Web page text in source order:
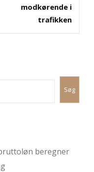
modkørende i
trafikken
Søg
beregner